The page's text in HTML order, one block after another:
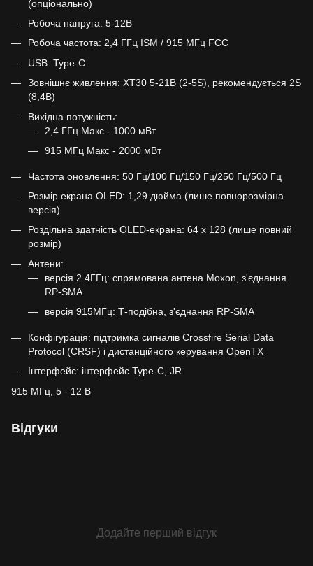
(опціонально)
Робоча напруга: 5-12В
Робоча частота: 2,4 ГГц ISM / 915 МГц FCC
USB: Type-C
Зовнішнє живлення: XT30 5-21В (2-5S), рекомендується 2S
(8,4В)
Вихідна потужність:
2,4 ГГц Макс - 1000 мВт
915 МГц Макс - 2000 мВт
Частота оновлення: 50 Гц/100 Гц/150 Гц/250 Гц/500 Гц
Розмір екрана OLED: 1,29 дюйма (лише повнорозмірна
версія)
Роздільна здатність OLED-екрана: 64 x 128 (лише повний
розмір)
Антени:
версія 2.4ГГц: спрямована антена Moxon, з'єднання
RP-SMA
версія 915МГц: Т-подібна, з'єднання RP-SMA
Конфігурація: підтримка сигналів Crossfire Serial Data
Protocol (CRSF) і дистанційного керування OpenTX
Інтерфейс: інтерфейс Type-C, JR
915 МГц, 5 - 12 В
Відгуки
Додайте перший відгук